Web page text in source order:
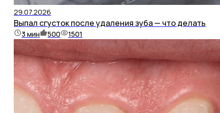
29.07.2026
Выпал сгусток после удаления зуба — что делать
3 мин 500 1501